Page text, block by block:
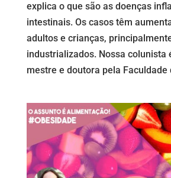
explica o que são as doenças
intestinais. Os casos têm
adultos e crianças,
industrializados. Nossa colunista
mestre e doutora pela Faculdade